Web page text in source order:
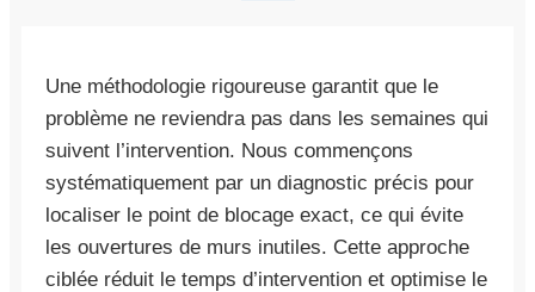
Une méthodologie rigoureuse garantit que le
problème ne reviendra pas dans les semaines qui
suivent l’intervention. Nous commençons
systématiquement par un diagnostic précis pour
localiser le point de blocage exact, ce qui évite
les ouvertures de murs inutiles. Cette approche
ciblée réduit le temps d’intervention et optimise le